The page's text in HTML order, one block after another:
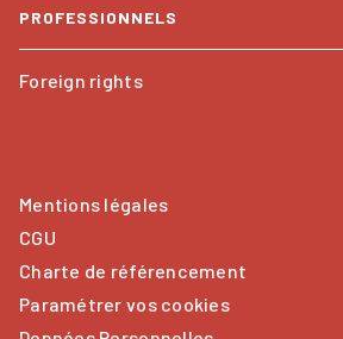
PROFESSIONNELS
Foreign rights
Mentions légales
CGU
Charte de référencement
Paramétrer vos cookies